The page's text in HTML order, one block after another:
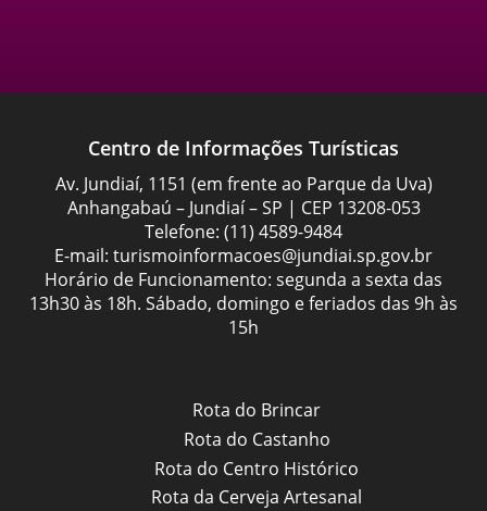
Rota do Brincar
Rota do Castanho
Rota do Centro Histórico
Rota da Cerveja Artesanal
Centro de Informações Turísticas
Av. Jundiaí, 1151 (em frente ao Parque da Uva)
Anhangabaú – Jundiaí – SP | CEP 13208-053
Telefone: (11) 4589-9484
E-mail: turismoinformacoes@jundiai.sp.gov.br
Horário de Funcionamento: segunda a sexta das
13h30 às 18h. Sábado, domingo e feriados das 9h às
15h